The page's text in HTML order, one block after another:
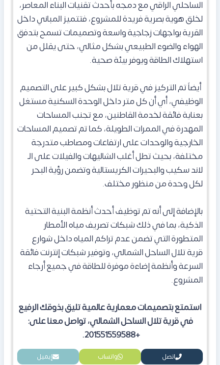
الساحلي الراقي مع دمجه بأحدث تقنيات البناء المعاصر،
لخلق هوية بصرية فريدة للمشروع، فتتميز المباني داخل
القرية بواجهات زجاجية واسعة وتصميمات تسمح بتدفق
الهواء والضوء الطبيعي بشكل مثالي، حتى يقلل من
استهلاك الطاقة ويوفر بيئة صحية.
أيضاً تم التركيز في قرية تلال بشكل كبير على التصميم
الوظيفي، أي أن كل متر داخل الوحدة السكنية مستغل
بعناية فائقة لخدمة القاطنين، مع تجنب المساحات
المهدرة في الممرات الطويلة، كما تم تصميم المساحات
الخارجية والوحدات على ارتفاعات ومصاطب متدرجة
مختلفة، بحيث تطل أغلب الشاليهات والفيلات على الـ
لاند سكيب والبحيرات الكريستالية وتضمن رؤية البحر
لكل وحدة من منظور مختلف.
بالإضافة إلى أنه تم توظيف أحدث أنظمة البنية التحتية
الذكية، بما في ذلك شبكات تصريف مياه الأمطار
المتطورة التي تضمن عدم تراكم المياه داخل شوارع
قرية تلال الساحل الشمالي، وتوفير شبكات إنترنت فائقة
السرعة وأنظمة إضاءة موفرة للطاقة في جميع أرجاء
المشروع.
استمتع بتصميمات معمارية عالمية تليق بذوقك الرفيع
في قرية تلال الساحل الشمالي، تواصل معنا على:
+201551559588.
اتصل واتساب إيميل